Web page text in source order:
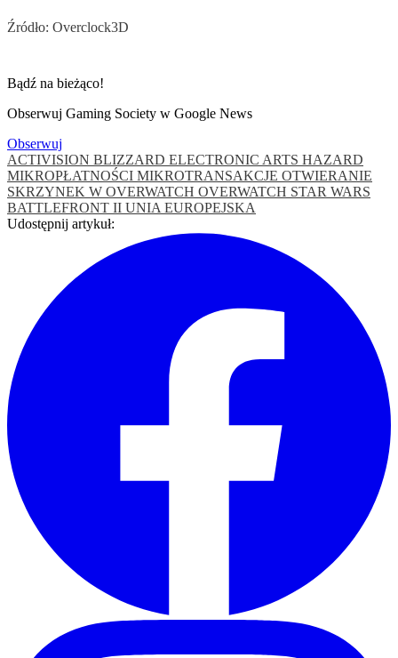
Źródło: Overclock3D
Bądź na bieżąco!
Obserwuj Gaming Society w Google News
Obserwuj
ACTIVISION BLIZZARD ELECTRONIC ARTS HAZARD
MIKROPŁATNOŚCI MIKROTRANSAKCJE OTWIERANIE
SKRZYNEK W OVERWATCH OVERWATCH STAR WARS
BATTLEFRONT II UNIA EUROPEJSKA
Udostępnij artykuł: